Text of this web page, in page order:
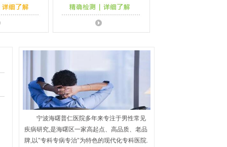
病 男性不育
宁波海曙普仁医院多年来专注于男性常见
疾病研究,是海曙区一家高起点、高品质、老品
牌,以"专科专病专治"为特色的现代化专科医院.